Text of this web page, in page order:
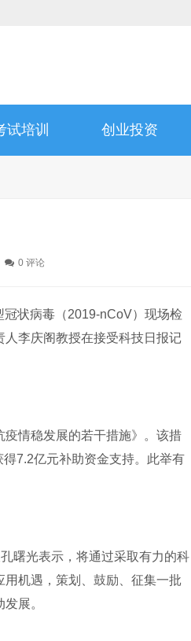
试培训 创业投资
0 评论
状病毒（2019-nCoV）现场检
人李庆阁教授在接受科技日报记
情稳发展的若干措施》。该措
7.2亿元补助资金支持。此举有
曙光表示，将通过采取有力的科
机遇，策划、鼓励、征集一批
展。